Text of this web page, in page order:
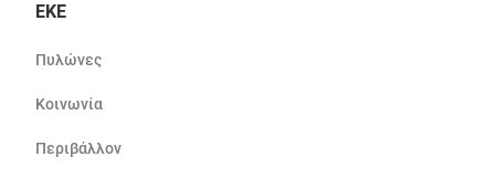
ΕΚΕ
Πυλώνες
Κοινωνία
Περιβάλλον